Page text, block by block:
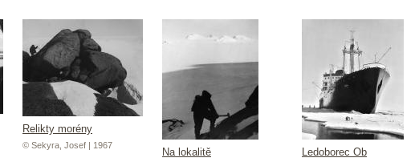
Relikty morény
© Sekyra, Josef | 1967
Na lokalitě Ledoborec Ob